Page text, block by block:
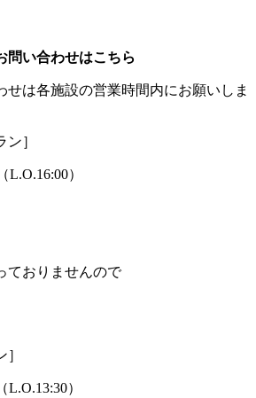
問い合わせはこちら
は各施設の営業時間内にお願いしま
］
L.O.16:00）
ておりませんので
L.O.13:30）